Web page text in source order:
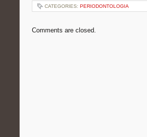
CATEGORIES: PERIODONTOLOGIA
Comments are closed.